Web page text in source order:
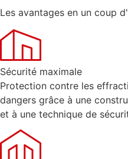
Les avantages en un coup
Sécurité maximale
Protection contre les
dangers grâce à une
et à une technique de